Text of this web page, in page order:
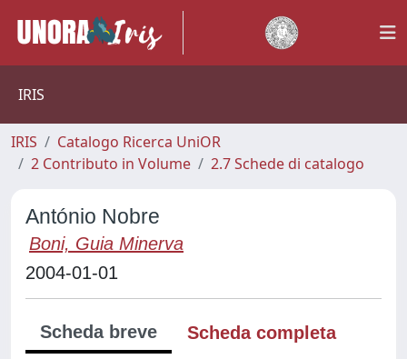
IRIS
IRIS
Catalogo Ricerca UniOR
2 Contributo in Volume
2.7 Schede di catalogo
António Nobre
Boni, Guia Minerva
2004-01-01
Scheda breve
Scheda completa